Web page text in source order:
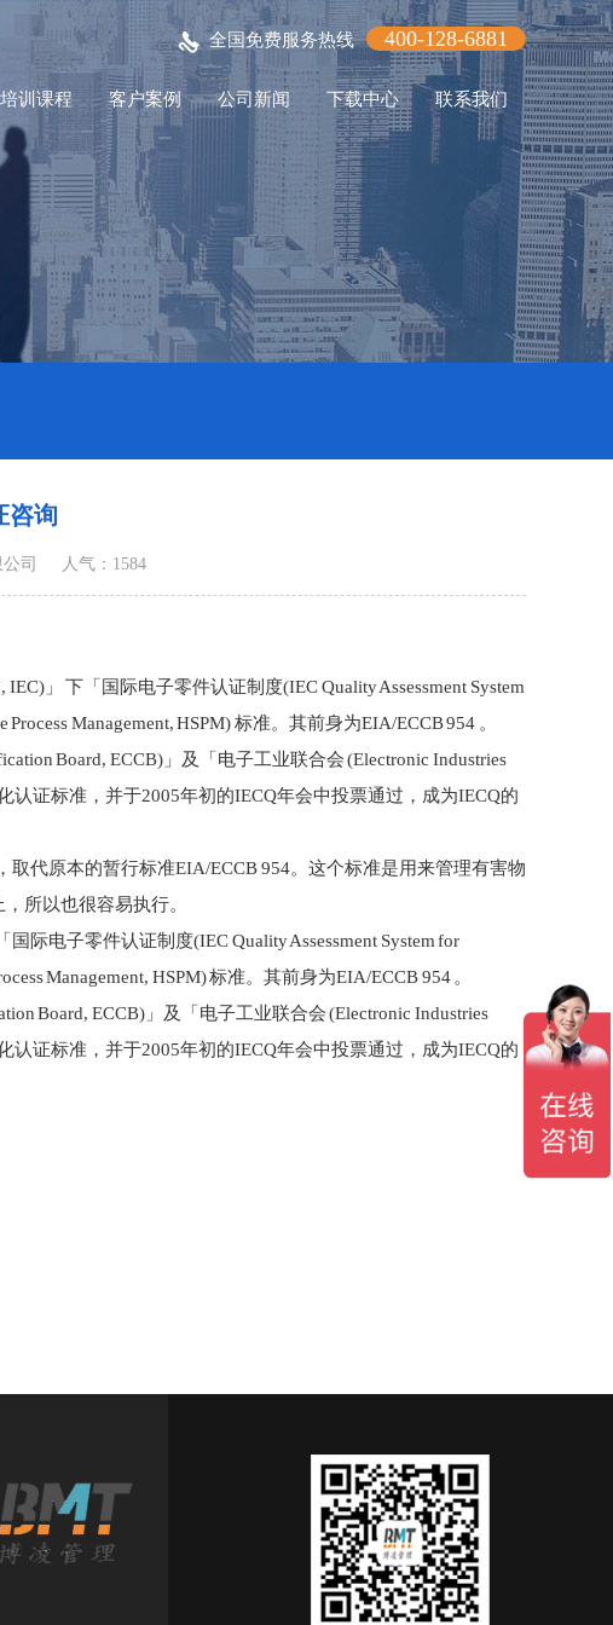
全国免费服务热线 400-128-6881
培训课程 客户案例 公司新闻 下载中心 联系我们
咨询
司 人气：1584
」 下「国际电子零件认证制度(IEC Quality Assessment System
Management, HSPM) 标准。其前身为EIA/ECCB 954 。
Board, ECCB)」及「电子工业联合会 (Electronic Industries
认证标准，并于2005年初的IECQ年会中投票通过，成为IECQ的
取代原本的暂行标准EIA/ECCB 954。这个标准是用来管理有害物
所以也很容易执行。
际电子零件认证制度(IEC Quality Assessment System for
Management, HSPM) 标准。其前身为EIA/ECCB 954 。
Board, ECCB)」及「电子工业联合会 (Electronic Industries
认证标准，并于2005年初的IECQ年会中投票通过，成为IECQ的